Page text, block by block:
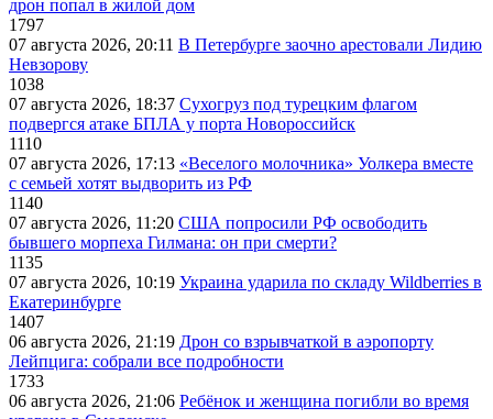
дрон попал в жилой дом
1797
07 августа 2026, 20:11 В Петербурге заочно арестовали Лидию
Невзорову
1038
07 августа 2026, 18:37 Сухогруз под турецким флагом
подвергся атаке БПЛА у порта Новороссийск
1110
07 августа 2026, 17:13 «Веселого молочника» Уолкера вместе
с семьей хотят выдворить из РФ
1140
07 августа 2026, 11:20 США попросили РФ освободить
бывшего морпеха Гилмана: он при смерти?
1135
07 августа 2026, 10:19 Украина ударила по складу Wildberries в
Екатеринбурге
1407
06 августа 2026, 21:19 Дрон со взрывчаткой в аэропорту
Лейпцига: собрали все подробности
1733
06 августа 2026, 21:06 Ребёнок и женщина погибли во время